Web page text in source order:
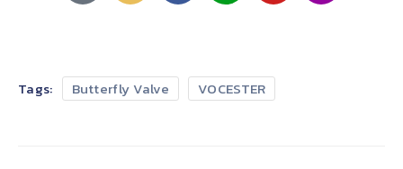
Tags: Butterfly Valve VOCESTER